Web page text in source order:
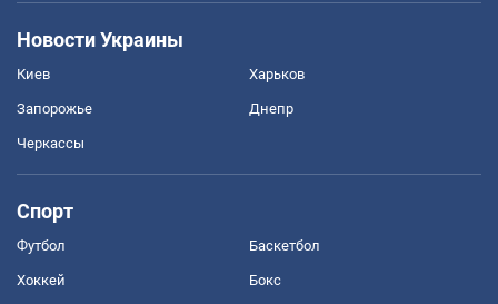
Новости Украины
Киев Харьков
Запорожье Днепр
Черкассы
Спорт
Футбол Баскетбол
Хоккей Бокс